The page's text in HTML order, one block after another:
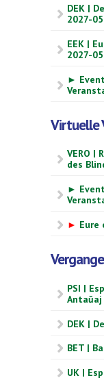
DEK |
2027-
EEK |
2027-
►
Virtuelle
VERO |
des
►
► Eure
PSI |
DEK |
BET |
UK |